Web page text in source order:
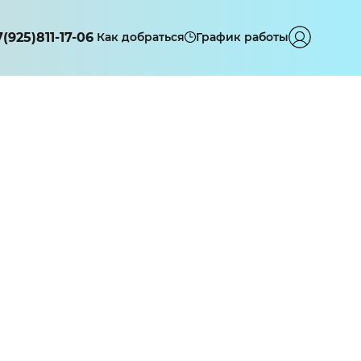
17-06 Как добраться График работы